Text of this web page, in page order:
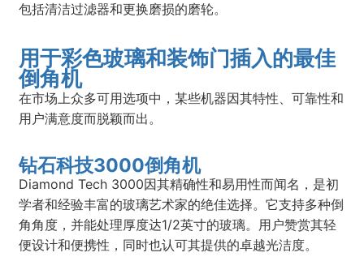
包括清洁过滤器和更换磨损的磨轮。
用于彩色玻璃和装饰门插入的最佳
倒角机
在市场上众多可用选项中，某些机器因其特性、可靠性和
用户满意度而脱颖而出。
钻石科技3000倒角机
Diamond Tech 3000因其精确性和易用性而闻名，是初
学者和经验丰富的玻璃艺术家的绝佳选择。它支持多种倒
角角度，并能处理厚度达1/2英寸的玻璃。用户赞赏其轻
便设计和便携性，同时也认可其提供的卓越光洁度。